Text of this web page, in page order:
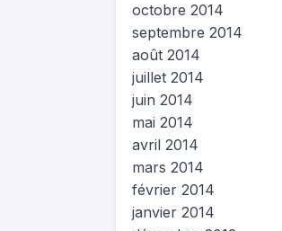
octobre 2014
septembre 2014
août 2014
juillet 2014
juin 2014
mai 2014
avril 2014
mars 2014
février 2014
janvier 2014